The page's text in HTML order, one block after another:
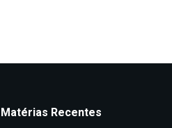
Matérias Recentes